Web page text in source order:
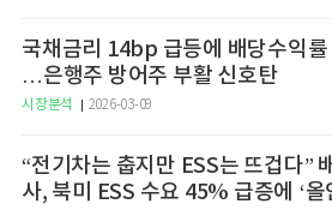
국채금리 14bp 급등에 배당수익
…은행주 방어주 부활 신호탄
시장분석 2026-03-09
“전기차는 춥지만 ESS는 뜨겁다”
사, 북미 ESS 수요 45% 급증에 ‘올